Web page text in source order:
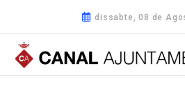
dissabte, 08 de